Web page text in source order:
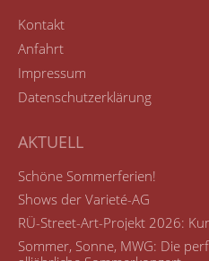
Kontakt
Anfahrt
Impressum
Datenschutzerklärung
AKTUELL
Schöne Sommerferien!
Shows der Varieté-AG
RÜ-Street-Art-Projekt 2026:
Sommer, Sonne, MWG: Die